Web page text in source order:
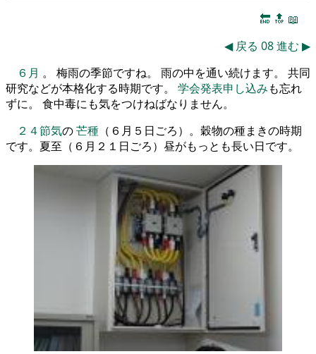
🔚 🔝 📖
◀ 戻る 08進む ▶
６月 。 梅雨の季節ですね。 雨の中を通い続けます。 共同
研究などが本格化する時期です。 学会発表申し込みも忘れ
ずに。 食中毒にも気をつけねばなりません。
２４節気の芒種 （６月５日ごろ）。穀物の種まきの時期
です。夏至（６月２１日ごろ）昼がもっとも長い日です。